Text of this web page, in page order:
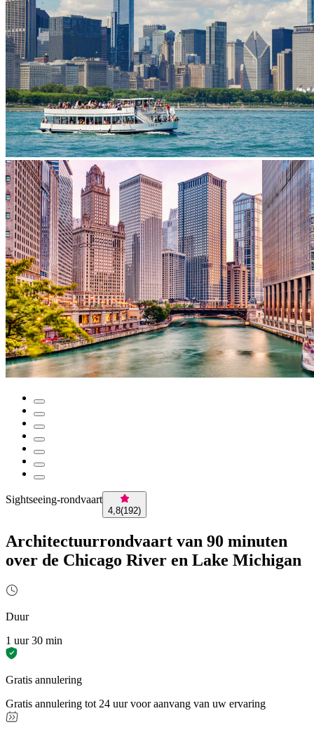
Sightseeing-rondvaart
4,8(192)
Architectuurrondvaart van 90 minuten
over de Chicago River en Lake Michigan
Duur
1 uur 30 min
Gratis annulering
Gratis annulering tot 24 uur voor aanvang van uw ervaring